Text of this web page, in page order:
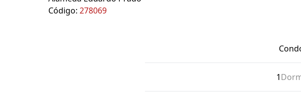
Código: 278069
1